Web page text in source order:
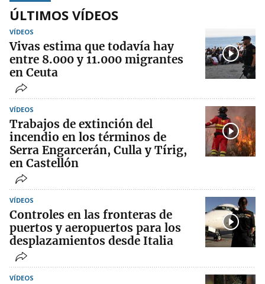
ÚLTIMOS VÍDEOS
VÍDEOS
Vivas estima que todavía hay
entre 8.000 y 11.000 migrantes
en Ceuta
VÍDEOS
Trabajos de extinción del
incendio en los términos de
Serra Engarcerán, Culla y Tírig,
en Castellón
VÍDEOS
Controles en las fronteras de
puertos y aeropuertos para los
desplazamientos desde Italia
VÍDEOS